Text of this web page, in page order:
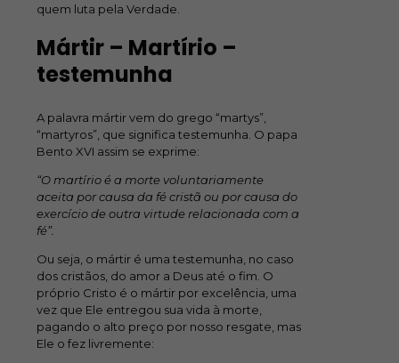
quem luta pela Verdade.
Mártir – Martírio –
testemunha
A palavra mártir vem do grego “martys”,
“martyros”, que significa testemunha. O papa
Bento XVI assim se exprime:
“O martírio é a morte voluntariamente
aceita por causa da fé cristã ou por causa do
exercício de outra virtude relacionada com a
fé”.
Ou seja, o mártir é uma testemunha, no caso
dos cristãos, do amor a Deus até o fim. O
próprio Cristo é o mártir por excelência, uma
vez que Ele entregou sua vida à morte,
pagando o alto preço por nosso resgate, mas
Ele o fez livremente: